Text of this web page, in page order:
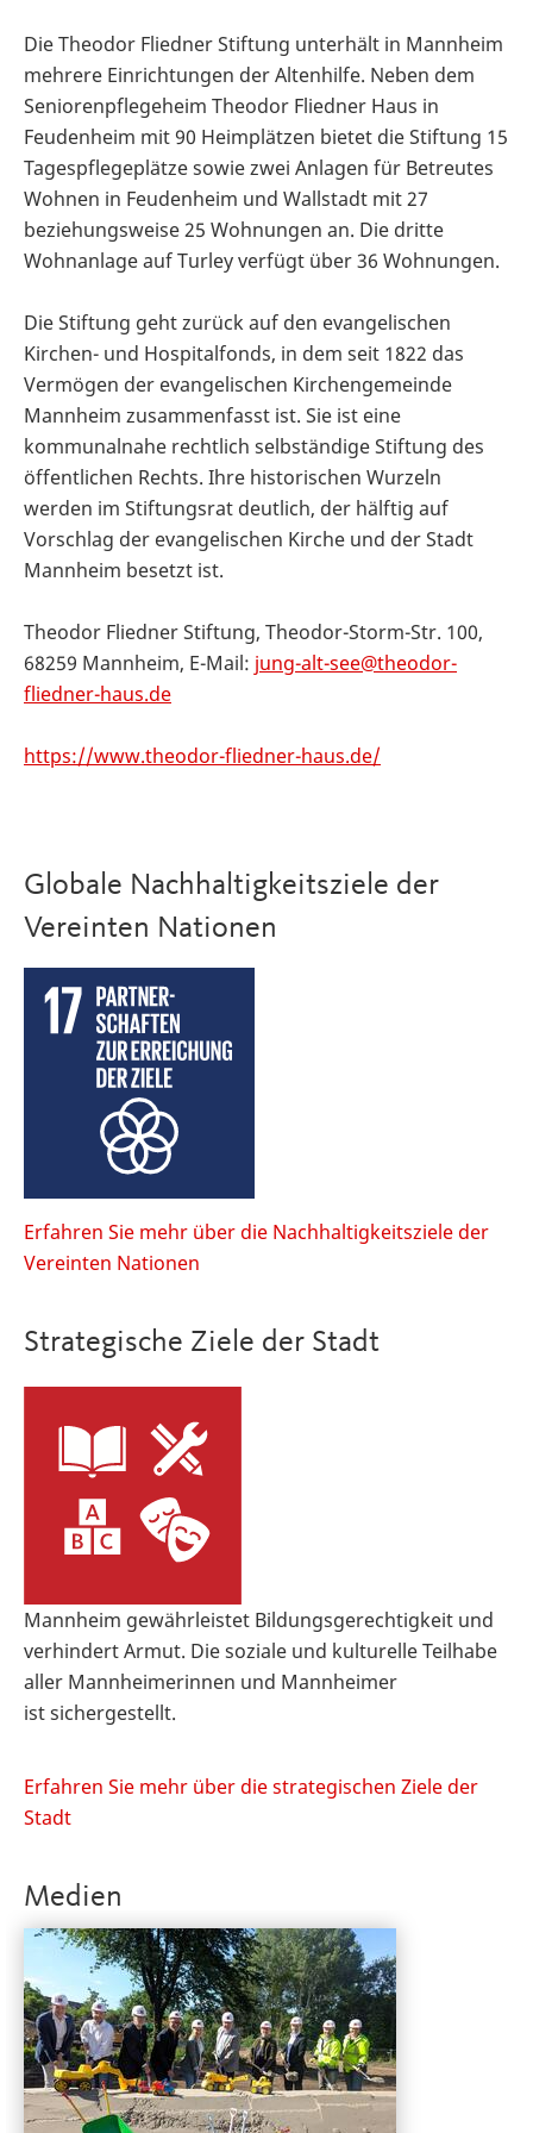
Die Theodor Fliedner Stiftung unterhält in Mannheim
mehrere Einrichtungen der Altenhilfe. Neben dem
Seniorenpflegeheim Theodor Fliedner Haus in
Feudenheim mit 90 Heimplätzen bietet die Stiftung 15
Tagespflegeplätze sowie zwei Anlagen für Betreutes
Wohnen in Feudenheim und Wallstadt mit 27
beziehungsweise 25 Wohnungen an. Die dritte
Wohnanlage auf Turley verfügt über 36 Wohnungen.
Die Stiftung geht zurück auf den evangelischen
Kirchen- und Hospitalfonds, in dem seit 1822 das
Vermögen der evangelischen Kirchengemeinde
Mannheim zusammenfasst ist. Sie ist eine
kommunalnahe rechtlich selbständige Stiftung des
öffentlichen Rechts. Ihre historischen Wurzeln
werden im Stiftungsrat deutlich, der hälftig auf
Vorschlag der evangelischen Kirche und der Stadt
Mannheim besetzt ist.
Theodor Fliedner Stiftung, Theodor-Storm-Str. 100,
68259 Mannheim, E-Mail: jung-alt-see@theodor-
fliedner-haus.de
https://www.theodor-fliedner-haus.de/
Globale Nachhaltigkeitsziele der
Vereinten Nationen
Erfahren Sie mehr über die Nachhaltigkeitsziele der
Vereinten Nationen
Strategische Ziele der Stadt
Mannheim gewährleistet Bildungsgerechtigkeit und
verhindert Armut. Die soziale und kulturelle Teilhabe
aller Mannheimerinnen und Mannheimer
ist sichergestellt.
Erfahren Sie mehr über die strategischen Ziele der
Stadt
Medien